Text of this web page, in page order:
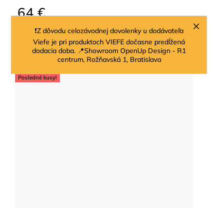
❗Z dôvodu celozávodnej dovolenky u dodávateľa
Viefe je pri produktoch VIEFE dočasne predĺžená
dodacia doba. 📍Showroom OpenUp Design - R1
centrum, Rožňavská 1, Bratislava
64 €
Do košíka
Posledné kusy!